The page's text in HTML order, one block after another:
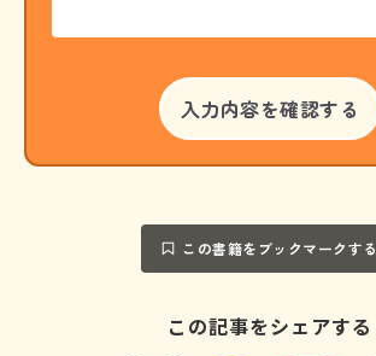
この書籍をブックマークする
この記事をシェアする